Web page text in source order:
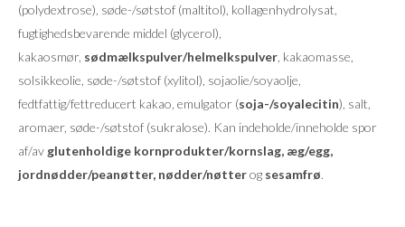
(polydextrose), søde-/søtstof (maltitol), kollagenhydrolysat,
fugtighedsbevarende middel (glycerol),
kakaosmør, sødmælkspulver/helmelkspulver , kakaomasse,
solsikkeolie, søde-/søtstof (xylitol), sojaolie/soyaolje,
fedtfattig/fettreducert kakao, emulgator (soja-/soyalecitin), salt,
aromaer, søde-/søtstof (sukralose). Kan indeholde/inneholde spor
af/av glutenholdige kornprodukter/kornslag, æg/egg,
jordnødder/peanøtter, nødder/nøtterog sesamfrø.